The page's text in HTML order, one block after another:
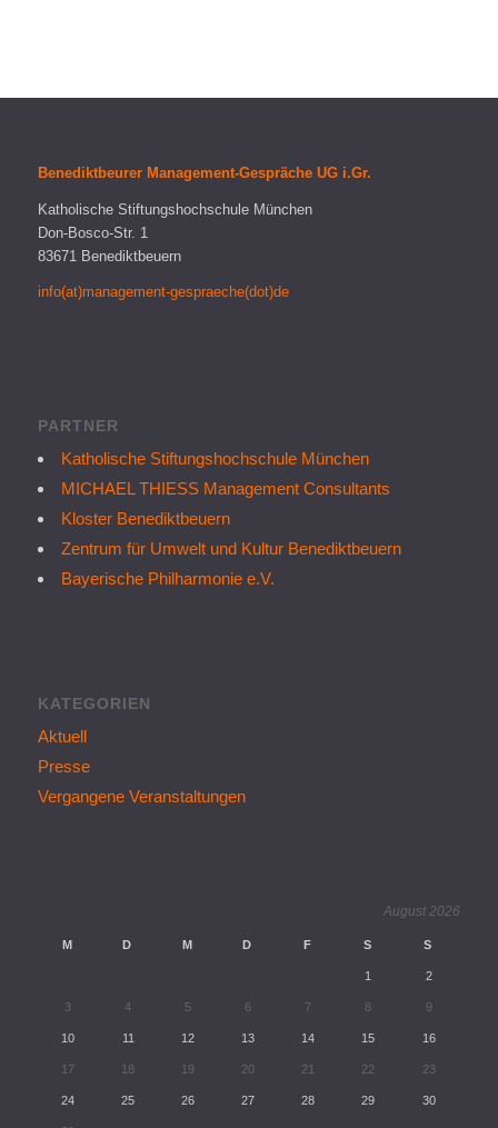
Benediktbeurer Management-Gespräche UG i.Gr.
Katholische Stiftungshochschule München
Don-Bosco-Str. 1
83671 Benediktbeuern
info(at)management-gespraeche(dot)de
PARTNER
Katholische Stiftungshochschule München
MICHAEL THIESS Management Consultants
Kloster Benediktbeuern
Zentrum für Umwelt und Kultur Benediktbeuern
Bayerische Philharmonie e.V.
KATEGORIEN
Aktuell
Presse
Vergangene Veranstaltungen
August 2026
M D M D F S S
1 2
3 4 5 6 7 8 9
10 11 12 13 14 15 16
17 18 19 20 21 22 23
24 25 26 27 28 29 30